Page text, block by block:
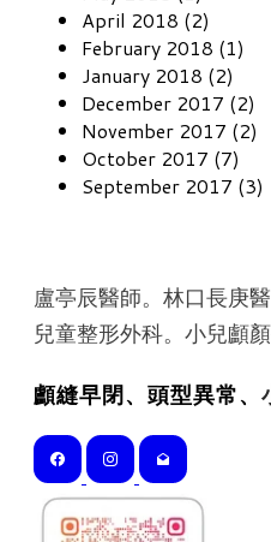
April 2018 (2)
February 2018 (1)
January 2018 (2)
December 2017 (2)
November 2017 (2)
October 2017 (7)
September 2017 (3)
盧亭辰醫師。林口長庚醫
兒童整形外科。小兒顱
顱縫早閉、頭型異常、